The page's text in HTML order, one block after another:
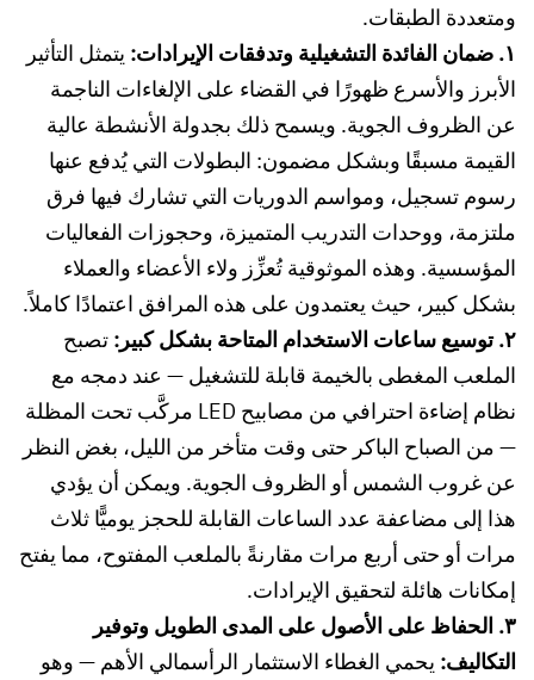
ومتعددة الطبقات.
١. ضمان الفائدة التشغيلية وتدفقات الإيرادات:
يتمثل التأثير
الأبرز والأسرع ظهورًا في القضاء على الإلغاءات الناجمة
عن الظروف الجوية. ويسمح ذلك بجدولة الأنشطة عالية
القيمة مسبقًا وبشكل مضمون: البطولات التي يُدفع عنها
رسوم تسجيل، ومواسم الدوريات التي تشارك فيها فرق
ملتزمة، ووحدات التدريب المتميزة، وحجوزات الفعاليات
المؤسسية. وهذه الموثوقية تُعزِّز ولاء الأعضاء والعملاء
بشكل كبير، حيث يعتمدون على هذه المرافق اعتمادًا كاملاً.
٢. توسيع ساعات الاستخدام المتاحة بشكل كبير:
تصبح
الملعب المغطى بالخيمة قابلة للتشغيل — عند دمجه مع
نظام إضاءة احترافي من مصابيح LED مركَّب تحت المظلة
— من الصباح الباكر حتى وقت متأخر من الليل، بغض النظر
عن غروب الشمس أو الظروف الجوية. ويمكن أن يؤدي
هذا إلى مضاعفة عدد الساعات القابلة للحجز يوميًّا ثلاث
مرات أو حتى أربع مرات مقارنةً بالملعب المفتوح، مما يفتح
إمكانات هائلة لتحقيق الإيرادات.
٣. الحفاظ على الأصول على المدى الطويل وتوفير
التكاليف: يحمي الغطاء الاستثمار الرأسمالي الأهم — وهو